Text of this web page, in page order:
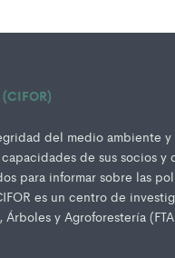
del medio ambiente
de sus socios y
para informar sobre las
es un centro de
y Agroforestería